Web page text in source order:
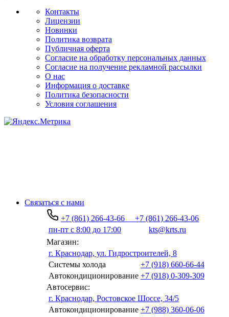
Контакты
Лицензии
Новинки
Политика возврата
Публичная оферта
Согласие на обработку персональных данных
Согласие на получение рекламной рассылки
О нас
Информация о доставке
Политика безопасности
Условия соглашения
Связаться с нами
+7 (861) 266-43-66
+7 (861) 266-43-06
пн-пт с 8:00 до 17:00
kts@krts.ru
Магазин:
г. Краснодар, ул. Гидростроителей, 8
Системы холода
+7 (918) 660-66-44
Автокондиционирование +7 (918) 0-309-309
Автосервис:
г. Краснодар, Ростовское Шоссе, 34/5
Автокондиционирование +7 (988) 360-06-06